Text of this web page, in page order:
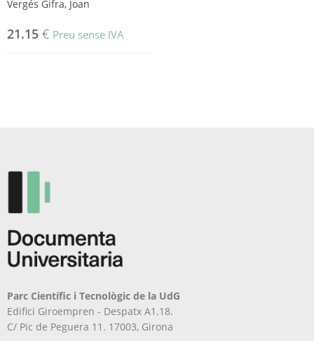
Vergés Gifra, Joan
21.15 € Preu sense IVA
Parc Científic i Tecnològic de la UdG
Edifici Giroempren - Despatx A1.18.
C/ Pic de Peguera 11. 17003, Girona